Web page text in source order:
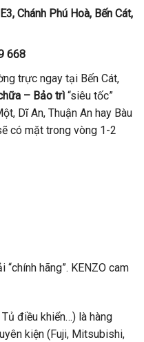
Chánh Phú Hoà, Bến Cát,
668
trực ngay tại Bến Cát,
– Bảo trì“siêu tốc”
Dĩ An, Thuận An hay Bàu
có mặt trong vòng 1-2
“chính hãng”. KENZO cam
điều khiển…) là hàng
kiện (Fuji, Mitsubishi,